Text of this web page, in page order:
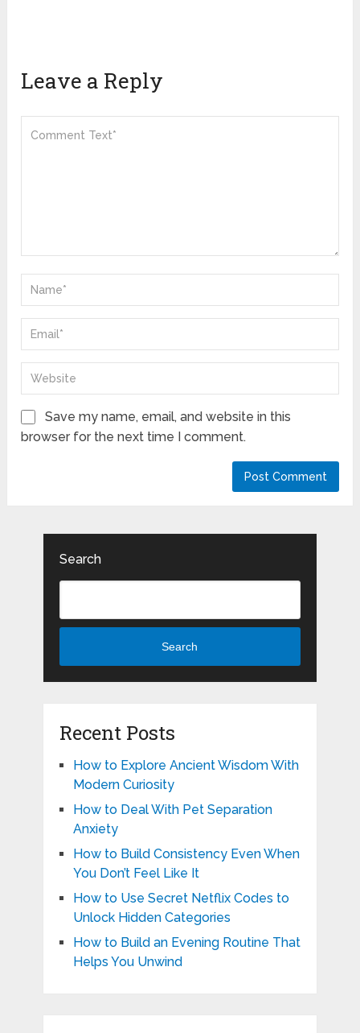
Leave a Reply
Save my name, email, and website in this
browser for the next time I comment.
Search
Search
Recent Posts
How to Explore Ancient Wisdom With
Modern Curiosity
How to Deal With Pet Separation
Anxiety
How to Build Consistency Even When
You Don’t Feel Like It
How to Use Secret Netflix Codes to
Unlock Hidden Categories
How to Build an Evening Routine That
Helps You Unwind